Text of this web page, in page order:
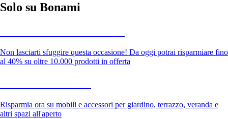
Solo su Bonami
Non lasciarti sfuggire questa occasione! Da oggi potrai risparmiare fino
al 40% su oltre 10.000 prodotti in offerta
Risparmia ora su mobili e accessori per giardino, terrazzo, veranda e
altri spazi all'aperto